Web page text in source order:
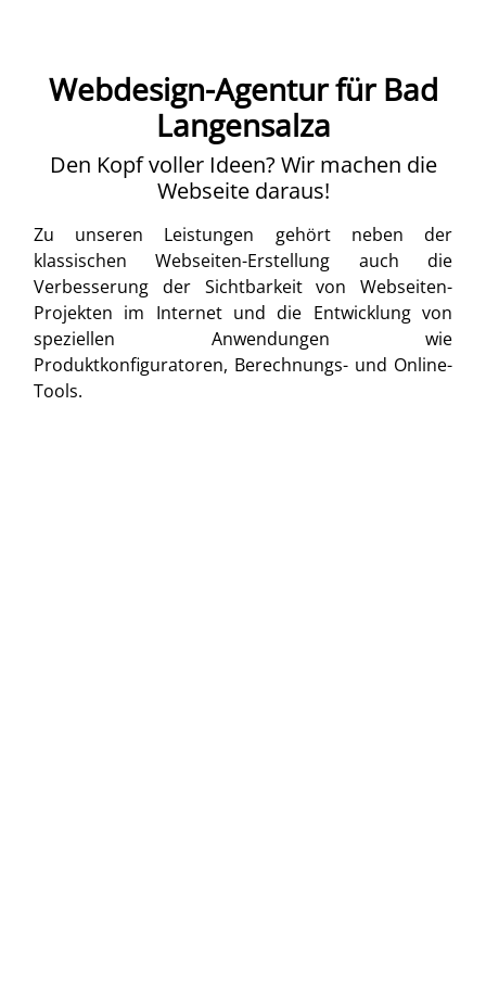
Webdesign-Agentur für Bad
Langensalza
Den Kopf voller Ideen? Wir machen die
Webseite daraus!
Zu unseren Leistungen gehört neben der
klassischen Webseiten-Erstellung auch die
Verbesserung der Sichtbarkeit von Webseiten-
Projekten im Internet und die Entwicklung von
speziellen Anwendungen wie
Produktkonfiguratoren, Berechnungs- und Online-
Tools.